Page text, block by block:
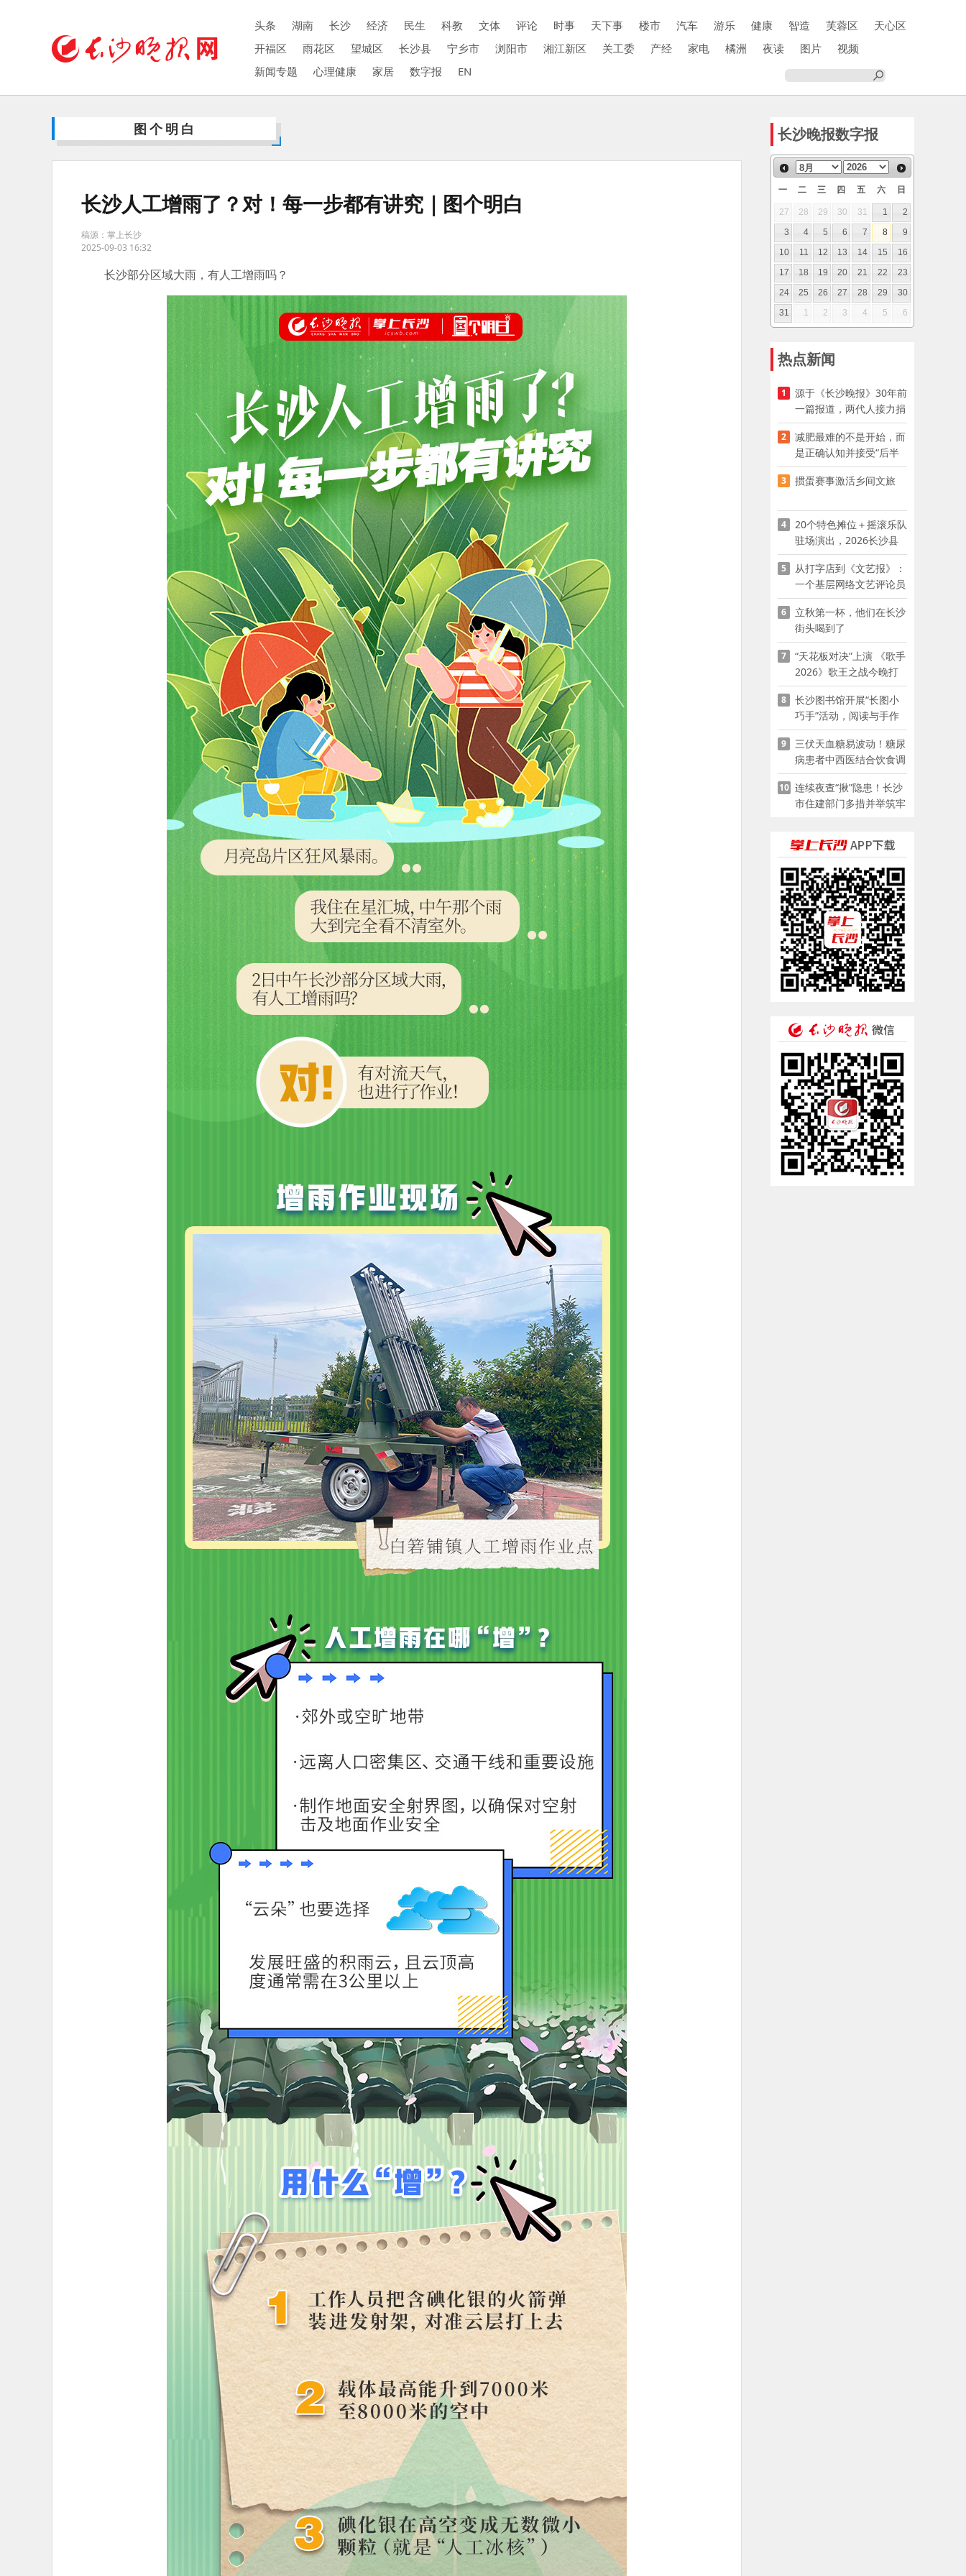
头条 湖南 长沙 经济 民生 科教 文体 评论 时事 天下事 楼市 汽车 游乐 健康 智造 芙蓉区
天心区
开福区
雨花区 望城区 长沙县 宁乡市 浏阳市 湘江新区 关工委 产经 家电 橘洲 夜读 图片
视频
新闻专题
心理健康 家居 数字报 EN
图个明白
长沙人工增雨了？对！每一步都有讲究｜图个明白
稿源：掌上长沙
2025-09-03 16:32
长沙部分区域大雨，有人工增雨吗？
长沙晚报数字报
一 二 三 四 五 六 日
27 28 29 30 31 1
2
3
4 5 6 7 8
9
10
11 12 13 14 15
16
17
18 19 20 21 22
23
24
25 26 27 28 29
30
31
1 2 3 4 5 6
热点新闻
1
源于《长沙晚报》30年前
一篇报道，两代人接力捐
资助学
2
减肥最难的不是开始，而
是正确认知并接受“后半
程”
3 掼蛋赛事激活乡间文旅
4
20个特色摊位＋摇滚乐队
驻场演出，2026长沙县
夜市嘉年华启幕
5
从打字店到《文艺报》：
一个基层网络文艺评论员
的突围
6
立秋第一杯，他们在长沙
街头喝到了
7
“天花板对决”上演 《歌手
2026》歌王之战今晚打
响
8
长沙图书馆开展“长图小
巧手”活动，阅读与手作
赋能少儿暑期成长
9
三伏天血糖易波动！糖尿
病患者中西医结合饮食调
养指南
10 连续夜查“揪”隐患！长沙
市住建部门多措并举筑牢